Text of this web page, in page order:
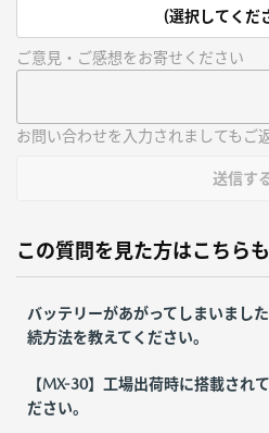
(選択してくだ
ご意見・ご感想をお寄せください
お問い合わせを入力されましてもご
送信す
この質問を見た方はこちら
バッテリーがあがってしまいまし
続方法を教えてください。
【MX-30】工場出荷時に搭載され
ださい。